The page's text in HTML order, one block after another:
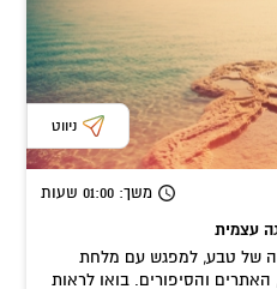
ניווט
משך: 01:00 שעות
עצמית
של טבע, למפגש עם מלחת
והסיפורים. בואו לראות